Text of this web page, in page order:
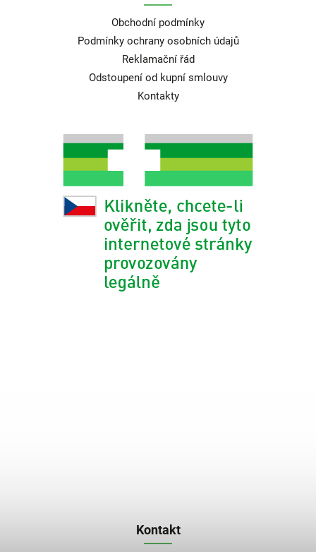
Obchodní podmínky
Podmínky ochrany osobních údajů
Reklamační řád
Odstoupení od kupní smlouvy
Kontakty
Kontakt